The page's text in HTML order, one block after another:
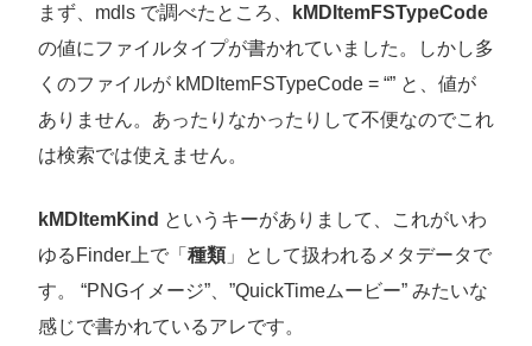
まず、mdls で調べたところ、
kMDItemFSTypeCode
の値にファイルタイプが書かれていました。しかし多
くのファイルが kMDItemFSTypeCode = “” と、値が
ありません。あったりなかったりして不便なのでこれ
は検索では使えません。
kMDItemKind というキーがありまして、これがいわ
ゆるFinder上で「 種類」として扱われるメタデータで
す。 “PNGイメージ”、”QuickTimeムービー” みたいな
感じで書かれているアレです。